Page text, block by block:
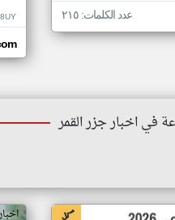
عدد الكلمات: ٢١٥
في اخبار جزر القمر